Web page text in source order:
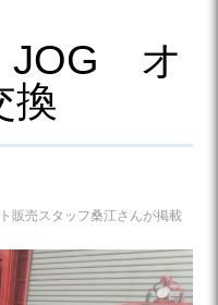
JOG オ
換
販売スタッフ桑江さんが掲載